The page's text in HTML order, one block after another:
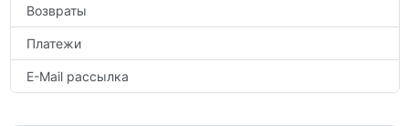
Возвраты
Платежи
E-Mail рассылка